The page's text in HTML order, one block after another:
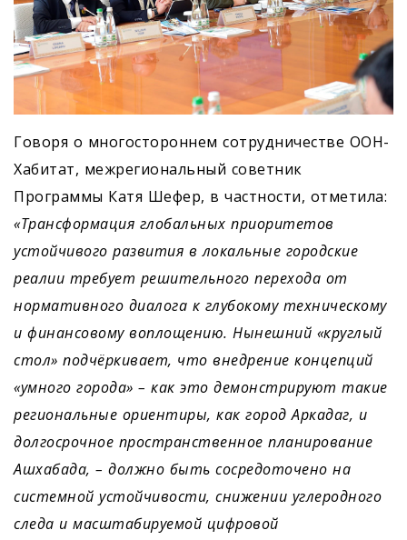
Говоря о многостороннем сотрудничестве ООН-
Хабитат, межрегиональный советник
Программы Катя Шефер, в частности, отметила:
«Трансформация глобальных приоритетов
устойчивого развития в локальные городские
реалии требует решительного перехода от
нормативного диалога к глубокому техническому
и финансовому воплощению. Нынешний «круглый
стол» подчёркивает, что внедрение концепций
«умного города» – как это демонстрируют такие
региональные ориентиры, как город Аркадаг, и
долгосрочное пространственное планирование
Ашхабада, – должно быть сосредоточено на
системной устойчивости, снижении углеродного
следа и масштабируемой цифровой